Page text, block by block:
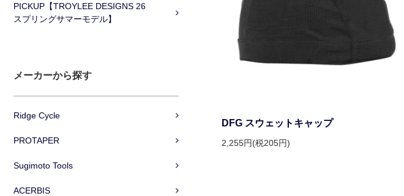
PICKUP【TROYLEE DESIGNS 26
スプリングサマーモデル】
メーカーから探す
Ridge Cycle
PROTAPER
Sugimoto Tools
ACERBIS
DFG スウェットキャップ
2,255円(税205円)